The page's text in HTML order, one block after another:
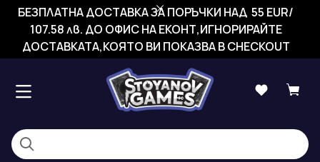
БЕЗПЛАТНА ДОСТАВКА ЗА ПОРЪЧКИ НАД 55 EUR/
107.58 лв. ДО ОФИС НА ЕКОНТ,ИГНОРИРАЙТЕ
ДОСТАВКАТА,КОЯТО ВИ ПОКАЗВА В CHECKOUT